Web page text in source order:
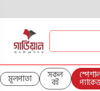
মূলপাতা সকল
বই